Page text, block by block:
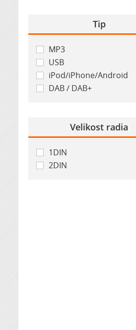
Tip
MP3
USB
iPod/iPhone/Android
DAB / DAB+
Velikost radia
1DIN
2DIN